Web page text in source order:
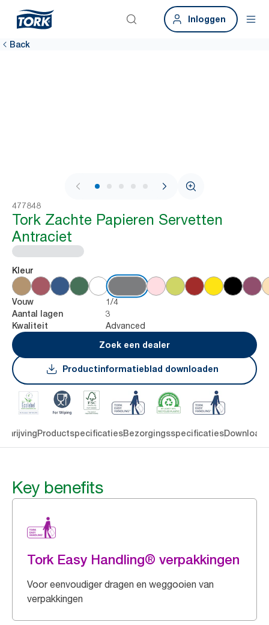
Inloggen
Back
1 / 7
477848
Tork Zachte Papieren Servetten
Antraciet
Kleur
Vouw 1/4
Aantal lagen 3
Kwaliteit
Advanced
Zoek een dealer
Productinformatieblad downloaden
ProductspecificatiesBezorgingsspecificaties
Key benefits
Tork Easy Handling® verpakkingen
Voor eenvoudiger dragen en weggooien van
verpakkingen